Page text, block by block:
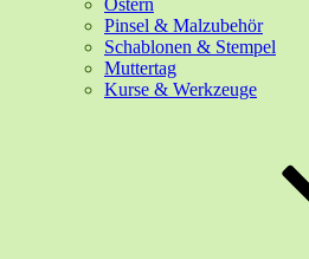
Ostern
Pinsel & Malzubehör
Schablonen & Stempel
Muttertag
Kurse & Werkzeuge